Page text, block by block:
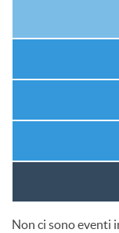
Non ci sono eventi